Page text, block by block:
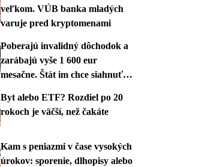
veľkom. VÚB banka mladých
varuje pred kryptomenami
Poberajú invalidný dôchodok a
zarábajú vyše 1 600 eur
mesačne. Štát im chce siahnuť
Byt alebo ETF? Rozdiel po 20
rokoch je väčší, než čakáte
Kam s peniazmi v čase vysokých
úrokov: sporenie, dlhopisy alebo